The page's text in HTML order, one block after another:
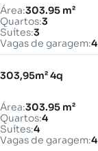
Área:303.95 m²
Quartos:3
Suítes:3
Vagas de garagem:4
303,95m² 4q
Área:303.95 m²
Quartos:4
Suítes:4
Vagas de garagem:4